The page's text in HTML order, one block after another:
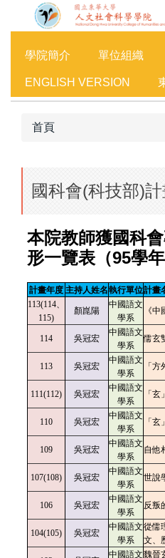
容
學院簡介 單位組織
ENGLISH VERSION
首頁
國科會(科技部)
本院教師獲國科
形一覽表（95學年
計畫年度 主持人姓名執行單位計畫
113(114、
115)
顏崑陽
中國語文
學系
《
114 吳冠宏
中國語文
學系
儒玄
113 吳冠宏
中國語文
學系
「
111(112) 吳冠宏
中國語文
學系
「
110 吳冠宏
中國語文
學系
「
109 吳冠宏
中國語文
學系
自他
107(108) 吳冠宏
中國語文
學系
世說
106 吳冠宏
中國語文
學系
反叛
104(105) 吳冠宏
中國語文
學系
從儒
文、
中國語文魏晉